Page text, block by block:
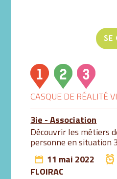
SE
3ie - Association
Découvrir les métiers
personne en situation
11 mai 2022
FLOIRAC